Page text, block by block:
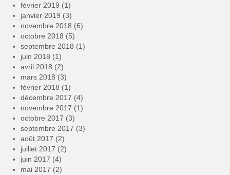
février 2019 (1)
janvier 2019 (3)
novembre 2018 (6)
octobre 2018 (5)
septembre 2018 (1)
juin 2018 (1)
avril 2018 (2)
mars 2018 (3)
février 2018 (1)
décembre 2017 (4)
novembre 2017 (1)
octobre 2017 (3)
septembre 2017 (3)
août 2017 (2)
juillet 2017 (2)
juin 2017 (4)
mai 2017 (2)